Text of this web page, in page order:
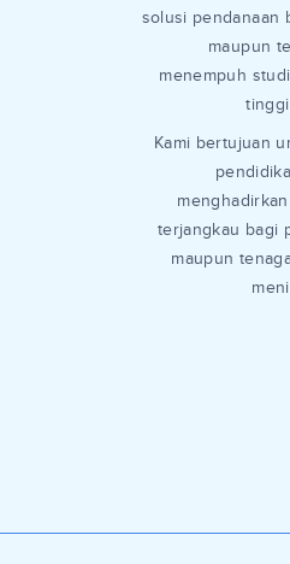
solusi pendanaan
maupun
menempuh
Kami bertujuan
terjangkau bagi
maupun